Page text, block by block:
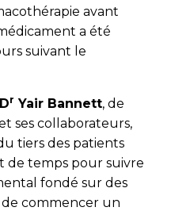
avant
a été
suivant le
Dr Yair Bannett, de
ses collaborateurs,
tiers des patients
de temps pour suivre
fondé sur des
commencer un